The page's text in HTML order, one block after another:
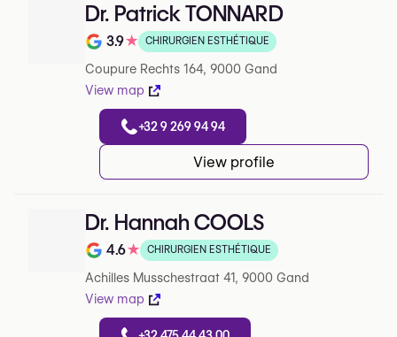
Dr. Patrick TONNARD
Note de 3.9 sur 5 sur Google
3.9★ CHIRURGIEN ESTHÉTIQUE
Coupure Rechts 164, 9000 Gand
View map
+32 9 269 94 94
View profile
Dr. Hannah COOLS
Note de 4.6 sur 5 sur Google
4.6★ CHIRURGIEN ESTHÉTIQUE
Achilles Musschestraat 41, 9000 Gand
View map